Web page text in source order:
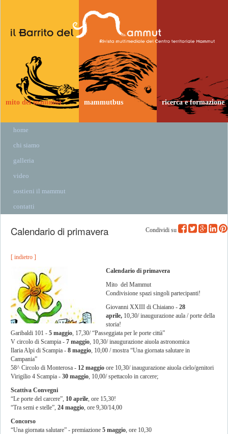
mito del mammut mammutbus ricerca e formazione
home
chi siamo
galleria
video
sostieni il mammut
contatti
Condividi su
Calendario di primavera
[ indietro ]
Calendario di primavera
Mito del Mammut
Condivisione spazi singoli partecipanti!
Giovanni XXIII di Chiaiano - 28
aprile, 10,30/ inaugurazione aula / porte della
storia!
Garibaldi 101 - 5 maggio, 17,30/ “Passeggiata per le porte città”
V circolo di Scampia - 7 maggio, 10,30/ inaugurazione aiuola astronomica
Ilaria Alpi di Scampia - 8 maggio, 10,00 / mostra “Una giornata salutare in
Campania”
58^ Circolo di Monterosa - 12 maggio ore 10,30/ inaugurazione aiuola cielo/genitori
Virigilio 4 Scampia - 30 maggio, 10,00/ spettacolo in carcere;
Scattiva Convegni
“Le porte del carcere”, 10 aprile, ore 15,30!
“Tra semi e stelle”, 24 maggio, ore 9,30/14,00
Concorso
“Una giornata salutare” - premiazione 5 maggio, ore 10,30